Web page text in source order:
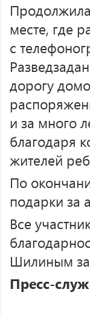
месте, где
с
дорогу
и за много
благодаря
жителей
По
подарки за
Все
Шилиным за
Пресс-